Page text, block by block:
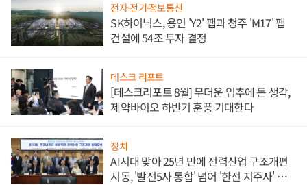
전자·전기·정보통신
SK하이닉스, 용인 'Y2' 팹과 청주 'M17' 팹
건설에 54조 투자 결정
데스크 리포트
[데스크리포트 8월] 무더운 입추에 든 생각,
제약바이오 하반기 훈풍 기대한다
정치
AI시대 맞아 25년 만에 전력산업 구조개편
시동, '발전5사 통합' 넘어 '한전 지주사' 재편